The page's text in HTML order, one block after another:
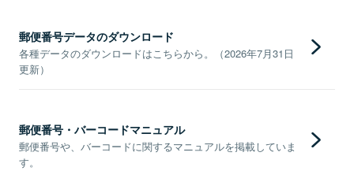
郵便番号データのダウンロード
各種データのダウンロードはこちらから。（2026年7月31日
更新）
郵便番号・バーコードマニュアル
郵便番号や、バーコードに関するマニュアルを掲載していま
す。